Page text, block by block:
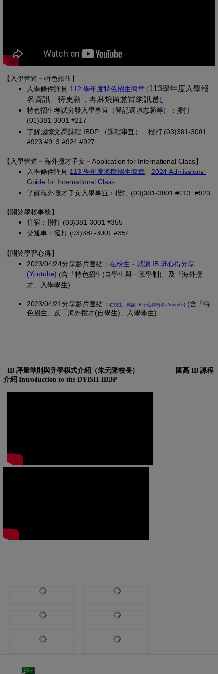
【入學管道－特色招生】
入學條件詳見 112 學年度特色招生簡章 (另開新視窗)
((PDF 檔，另開新視
113學年度入學報
名資訊，待更新，再麻煩留意官網訊息)
特色招生考試分發入學事宜（登記選填志願等）：撥打
(03)381-3001 #217
了解國際文憑課程 IBDP （課程事宜）：撥打 (03)381-3001
#923 #913 #924 #927
【 入學管道－ 海外攬才子女 －Application for International Class】
入學條件詳見 113 學年度海攬招生簡章 (另開新視窗)
2024 Admissions
Guide for International Class
了解海外攬才子女入學事宜：撥打 (03)381-3001 #913 #923
【關於學校事務】
住宿：撥打 (03)381-3001 #355
交通車：撥打 (03)381-3001 #354
【關於學習心得】
2023/04/24分享影片連結： 在校生－就讀 IB 班心得分享
(Youtube) (另開新視窗)
(含「特色招生(自學生與一班學制)」及「海外攬
才」入學學生)
2023/04/21分享影片連結： 在校生－就讀 IB 班心得分享 (Youtube) (另開新視窗)
(含「特
色招生」及「海外攬才(自學生)」入學學生)
IB 評量準則與升學模式介紹（朱元隆校長）
園高 IB 課程
介紹 Introduction to the DYISH-IBDP